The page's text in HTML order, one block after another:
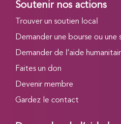
Soutenir nos actions
Trouver un soutien local
Demander une bourse ou une
Demander de l’aide
Faites un don
Devenir membre
Gardez le contact